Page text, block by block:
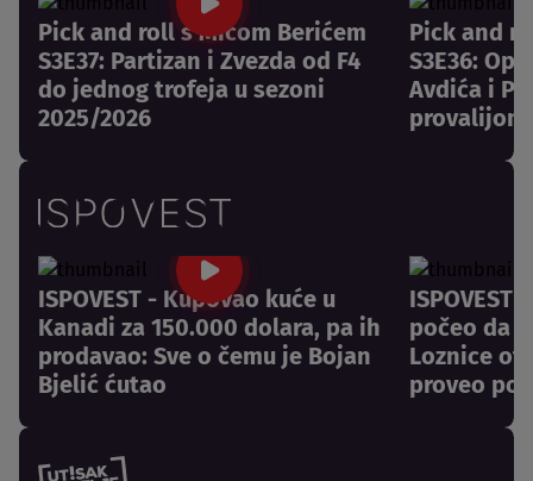
Pick and roll s Mićom Berićem
S3E37: Partizan i Zvezda od F4
do jednog trofeja u sezoni
2025/2026
Pick and
S3E36:
Avdića i
provalijom
ISPOVEST - Kupovao kuće u
Kanadi za 150.000 dolara, pa ih
prodavao: Sve o čemu je Bojan
Bjelić ćutao
počeo da
Loznice
proveo